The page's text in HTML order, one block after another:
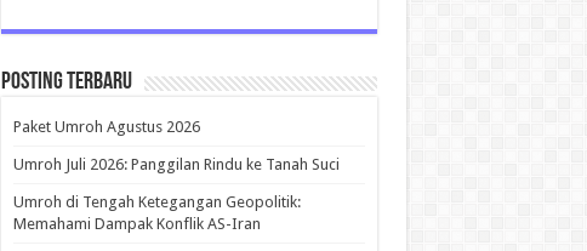
Posting Terbaru
Paket Umroh Agustus 2026
Umroh Juli 2026: Panggilan Rindu ke Tanah Suci
Umroh di Tengah Ketegangan Geopolitik:
Memahami Dampak Konflik AS-Iran